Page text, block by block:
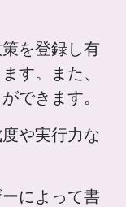
を登録し有
す。また、
できます。
や実行力な
によって書